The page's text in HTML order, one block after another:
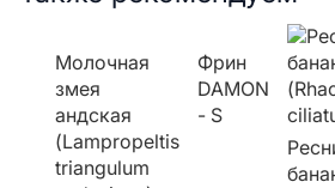
Молочная
змея
андская
(Lampropeltis
triangulum
Фрин
DAMON
- S